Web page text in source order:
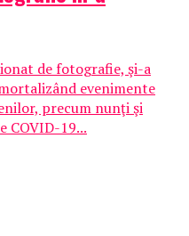
de fotografie, şi-a
evenimente
precum nunţi şi
COVID-19...